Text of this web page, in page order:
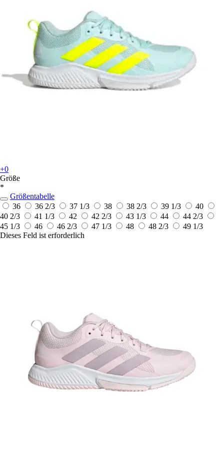
+0
Größe
*
Größentabelle
36
36 2/3 37 1/3 38 38 2/3 39 1/3
40
40 2/3
41 1/3 42 42 2/3 43 1/3 44
44 2/3
45 1/3
46 46 2/3 47 1/3 48 48 2/3
49 1/3
Dieses Feld ist erforderlich